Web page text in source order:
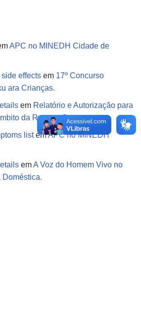
APC no MINEDH Cidade de
effects em 17º Concurso
ara Crianças.
em Relatório e Autorização para
da Retoma Segura.
listemAPC no MINEDH
emA Voz do Homem Vivo no